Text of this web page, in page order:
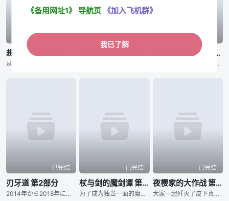
已完结
关于邻家的天使大人不知不觉把我惯成了废人这档子事 第二季
因成为了公寓邻居而开始交流的藤宫周与椎名真昼，在高中二年级的运动会结束后，终于正式交往。无论是亲手制作的料理还是浴衣约会，两人间充满了如新婚夫妻般的氛围，但那份怦然心动的感觉却依然让他们不知所措。随着
已完结
刃牙道 第2部分
2014年から2018年にわたり『週刊少年チャンピオン』にて、連載された板垣恵介による同名コミックが原作の『刃牙道』。 “地上最強の親子喧嘩”が幕を閉じてから、刃牙をはじめ、歴戦のファイターたちは耐
已完结
杖与剑的魔剑谭 第二季
为了成为独当一面的魔导士，少年威尔进入魔法学院学习。然而个性努力认真的他，即使想成为魔导士却有个致命性的弱点。那就是「他完全无法使用魔法」。同学跟老师都用冷漠的眼神看待他，尽管有的时候感到相当挫折，威
已完结
夜樱家的大作战 第二季
大家一起歼灭了皮下真率领的犯罪组织「蒲公英」，「夜樱前线」顺利成功，接着还一并举办了太阳与六美的婚宴，夜樱家迎来了安稳的日常生活…… 然而却冒出了新任务？ 某天，太阳在梦中与夜樱家初代当家夜樱蕾进
《备用网址1》 导航页 《加入飞机群》
我已了解